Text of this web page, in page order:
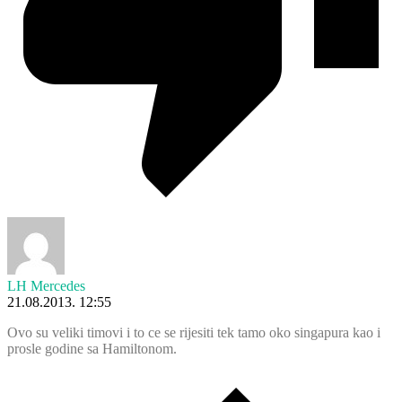
LH Mercedes
21.08.2013. 12:55
Ovo su veliki timovi i to ce se rijesiti tek tamo oko singapura kao i
prosle godine sa Hamiltonom.